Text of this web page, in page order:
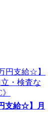
支給☆】月